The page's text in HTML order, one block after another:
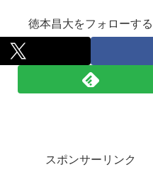
徳本昌大をフォローする
スポンサーリンク